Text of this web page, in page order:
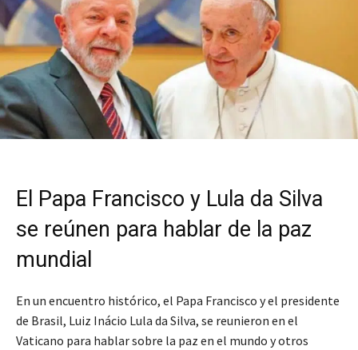
El Papa Francisco y Lula da Silva
se reúnen para hablar de la paz
mundial
En un encuentro histórico, el Papa Francisco y el presidente
de Brasil, Luiz Inácio Lula da Silva, se reunieron en el
Vaticano para hablar sobre la paz en el mundo y otros